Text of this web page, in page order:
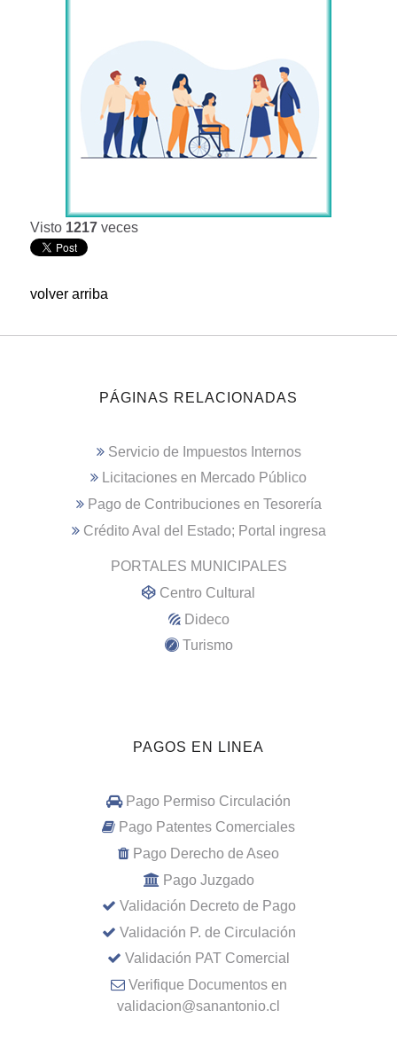
Visto 1217 veces
volver arriba
PÁGINAS RELACIONADAS
Servicio de Impuestos Internos
Licitaciones en Mercado Público
Pago de Contribuciones en Tesorería
Crédito Aval del Estado; Portal ingresa
PORTALES MUNICIPALES
Centro Cultural
Dideco
Turismo
PAGOS EN LINEA
Pago Permiso Circulación
Pago Patentes Comerciales
Pago Derecho de Aseo
Pago Juzgado
Validación Decreto de Pago
Validación P. de Circulación
Validación PAT Comercial
Verifique Documentos en
validacion@sanantonio.cl